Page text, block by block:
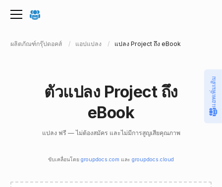
ผลิตภัณฑ์กรุ๊ปดอคส์ แอปแปลง แปลง Project ถึง eBook
ตัวแปลง Project ถึง
eBook
แปลง ฟรี — ไม่ต้องสมัคร และไม่มีการสูญเสียคุณภาพ
ขับเคลื่อนโดย groupdocs.com และ groupdocs.cloud
แอพเพิ่มเติม